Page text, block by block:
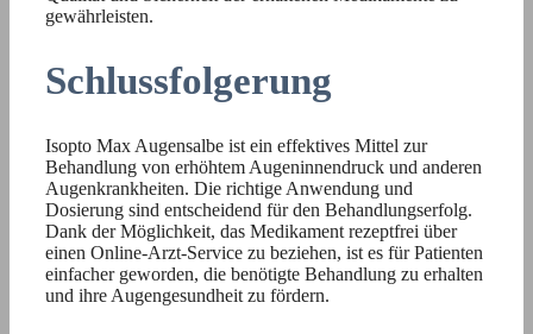
gewährleisten.
Schlussfolgerung
Isopto Max Augensalbe ist ein effektives Mittel zur
Behandlung von erhöhtem Augeninnendruck und anderen
Augenkrankheiten. Die richtige Anwendung und
Dosierung sind entscheidend für den Behandlungserfolg.
Dank der Möglichkeit, das Medikament rezeptfrei über
einen Online-Arzt-Service zu beziehen, ist es für Patienten
einfacher geworden, die benötigte Behandlung zu erhalten
und ihre Augengesundheit zu fördern.